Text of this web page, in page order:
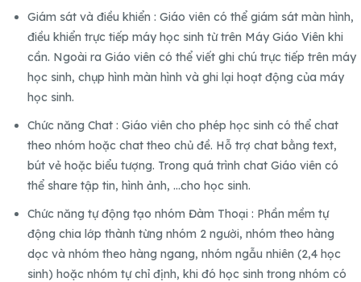
Giám sát và điều khiển : Giáo viên có thể giám sát màn hình,
điều khiển trực tiếp máy học sinh từ trên Máy Giáo Viên khi
cần. Ngoài ra Giáo viên có thể viết ghi chú trực tiếp trên máy
học sinh, chụp hình màn hình và ghi lại hoạt động của máy
học sinh.
Chức năng Chat : Giáo viên cho phép học sinh có thể chat
theo nhóm hoặc chat theo chủ đề. Hỗ trợ chat bằng text,
bút vẻ hoặc biểu tượng. Trong quá trình chat Giáo viên có
thể share tập tin, hình ảnh, …cho học sinh.
Chức năng tự động tạo nhóm Đàm Thoại : Phần mềm tự
động chia lớp thành từng nhóm 2 người, nhóm theo hàng
dọc và nhóm theo hàng ngang, nhóm ngẫu nhiên (2,4 học
sinh) hoặc nhóm tự chỉ định, khi đó học sinh trong nhóm có